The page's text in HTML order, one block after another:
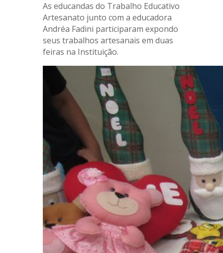
As educandas do Trabalho Educativo
Artesanato junto com a educadora
Andréa Fadini participaram expondo
seus trabalhos artesanais em duas
feiras na Instituição.